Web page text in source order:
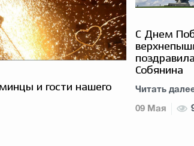
и гости нашего
С Днем
Собянина
Читать
09 Мая